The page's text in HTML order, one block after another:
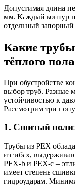
Допустимая длина
мм. Каждый контур
отдельный запорный
Какие
тёплого
При обустройстве
выбор труб. Разные
устойчивостью к
Рассмотрим три
1. Сшитый
Трубы из PEX
изгибах,
PEX-b и PEX-c –
имеет степень
гидроударам.